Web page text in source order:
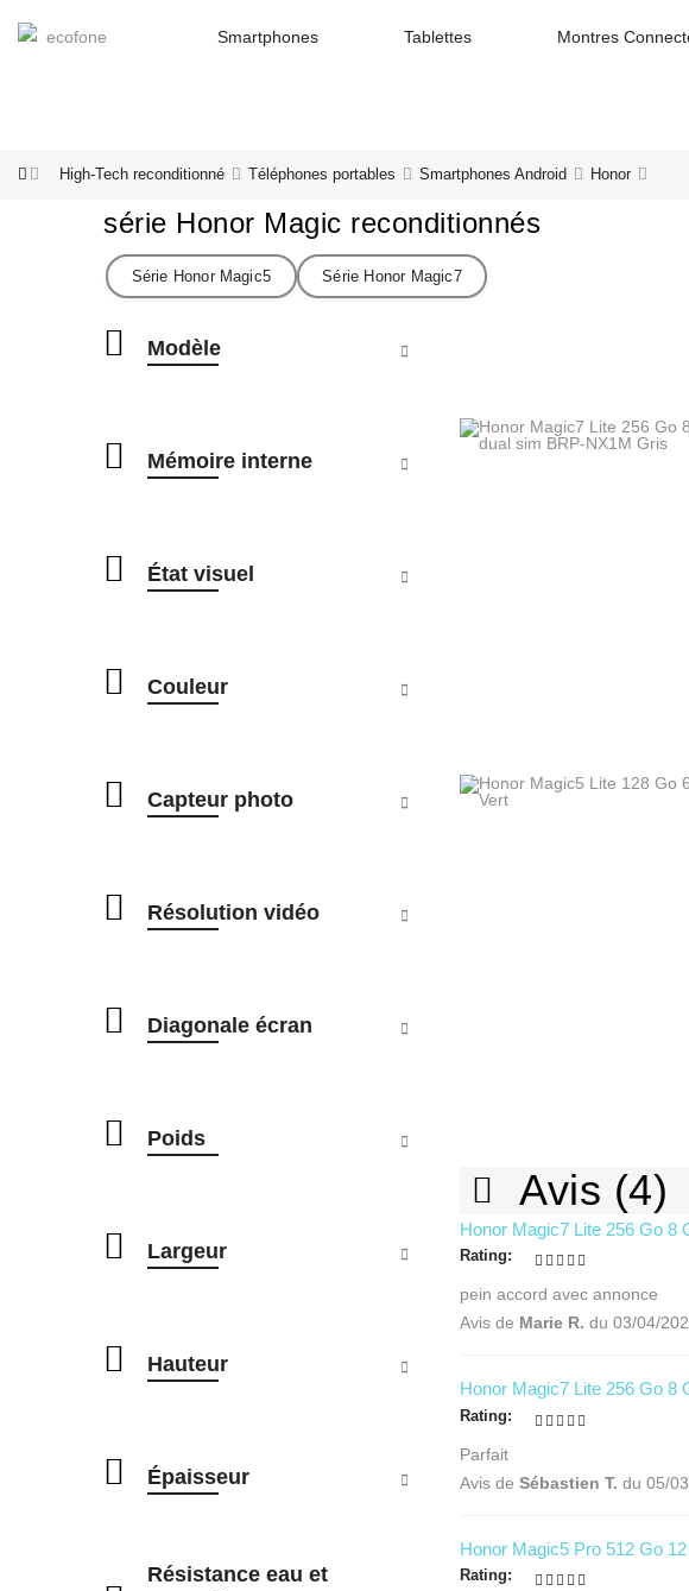
Smartphones Tablettes Montres
High-Tech reconditionné Téléphones portables Smartphones Android Honor
série Honor Magic reconditionnés
Série Honor Magic5 Série Honor Magic7
Modèle
Mémoire interne
État visuel
Couleur
Capteur photo
Résolution vidéo
Diagonale écran
Poids
Largeur
Hauteur
Épaisseur
Résistance eau et
Avis (4)
Honor Magic7 Lite 256 Go 8
Rating
pein accord avec annonce
Avis de Marie R. du 03/04/
Honor Magic7 Lite 256 Go 8
Rating
Parfait
Avis de Sébastien T. du 05/
Honor Magic5 Pro 512 Go
Rating